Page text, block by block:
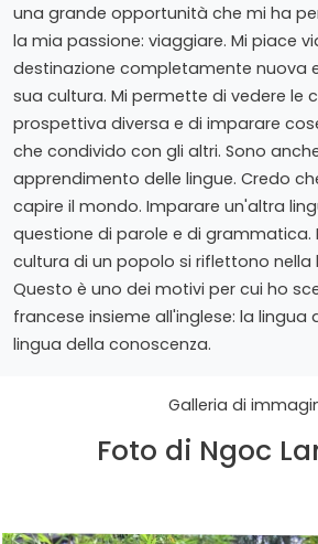
una grande opportunità che mi ha
la mia passione: viaggiare. Mi piace
destinazione completamente nuova
sua cultura. Mi permette di vedere le
prospettiva diversa e di imparare
che condivido con gli altri. Sono
apprendimento delle lingue. Credo
capire il mondo. Imparare un'altra
questione di parole e di grammatica.
cultura di un popolo si riflettono nella
Questo è uno dei motivi per cui ho
francese insieme all'inglese: la lingua
lingua della conoscenza.
Galleria di
Foto di Ngoc